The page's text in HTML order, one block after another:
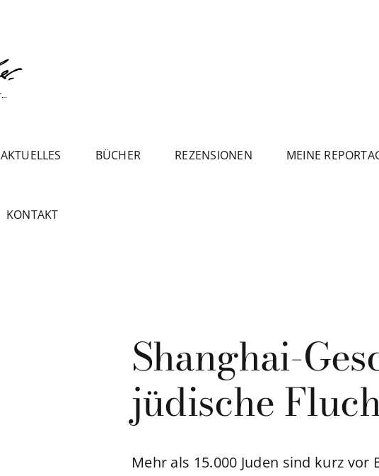
AKTUELLES BÜCHER REZENSIONEN MEINE
KONTAKT
Shanghai-
jüdische
Mehr als 15.000 Juden sind kurz